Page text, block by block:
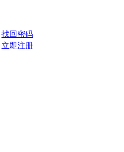
找回密码
立即注册